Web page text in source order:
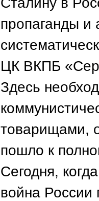
пропаганды и
ЦК ВКПБ
Здесь
товарищами,
пошло к
Сегодня,
война России